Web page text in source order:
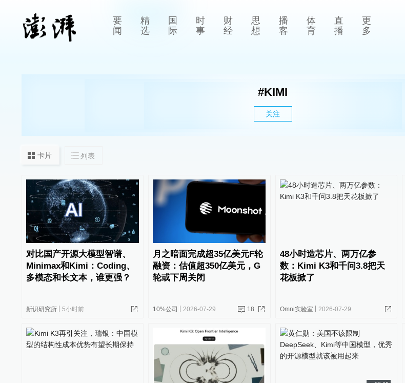
要
闻
精
选
国
际
时
事
财
经
思
想
播
客
体
育
直
播
更
多
#KIMI
关注
卡片 列表
对比国产开源大模型智谱、
Minimax和Kimi：Coding、
多模态和长文本，谁更强？
新识研究所 5小时前
月之暗面完成超35亿美元F轮
融资：估值超350亿美元，G
轮或下周关闭
10%公司 2026-07-29 18
48小时造芯片、两万亿参
数：Kimi K3和千问3.8把天
花板掀了
Omni实验室 2026-07-29